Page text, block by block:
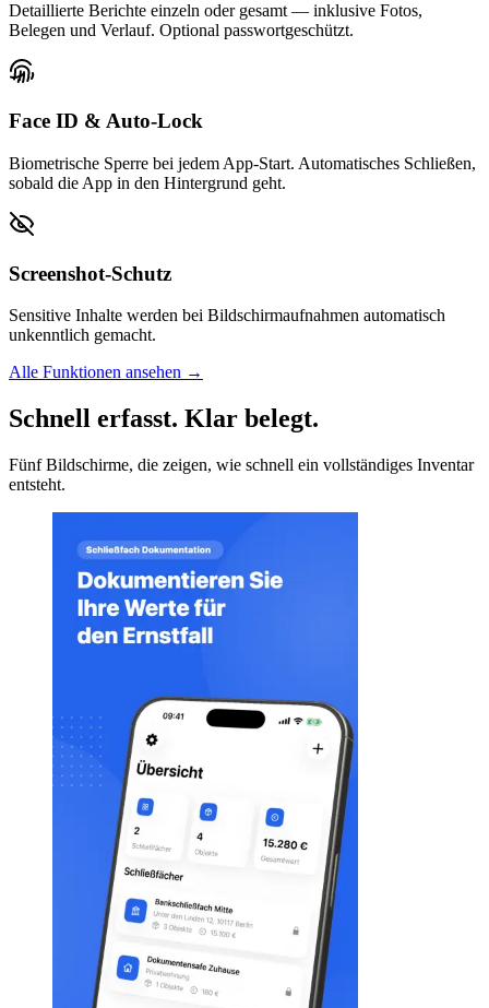
Detaillierte Berichte einzeln oder gesamt — inklusive Fotos,
Belegen und Verlauf. Optional passwortgeschützt.
Face ID & Auto-Lock
Biometrische Sperre bei jedem App-Start. Automatisches Schließen,
sobald die App in den Hintergrund geht.
Screenshot-Schutz
Sensitive Inhalte werden bei Bildschirmaufnahmen automatisch
unkenntlich gemacht.
Alle Funktionen ansehen →
Schnell erfasst. Klar belegt.
Fünf Bildschirme, die zeigen, wie schnell ein vollständiges Inventar
entsteht.